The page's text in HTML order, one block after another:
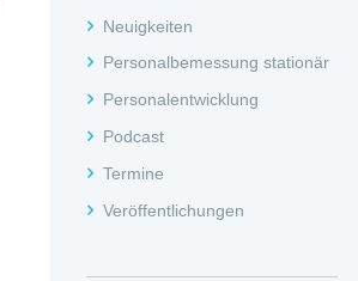
Neuigkeiten
Personalbemessung stationär
Personalentwicklung
Podcast
Termine
Veröffentlichungen